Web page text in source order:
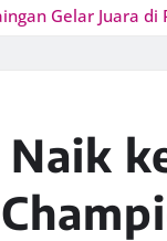
Gelar Juara di